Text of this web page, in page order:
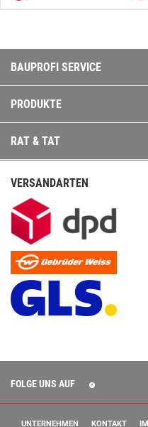
BAUPROFI SERVICE
PRODUKTE
RAT & TAT
VERSANDARTEN
FOLGE UNS AUF
UNTERNEHMEN KONTAKT